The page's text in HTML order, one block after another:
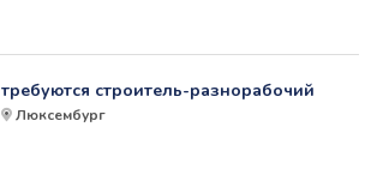
требуются строитель-разнорабочий
Люксембург